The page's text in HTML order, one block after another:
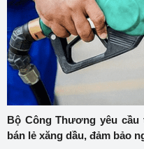
Bộ Công Thương yêu
bán lẻ xăng dầu, đảm bảo